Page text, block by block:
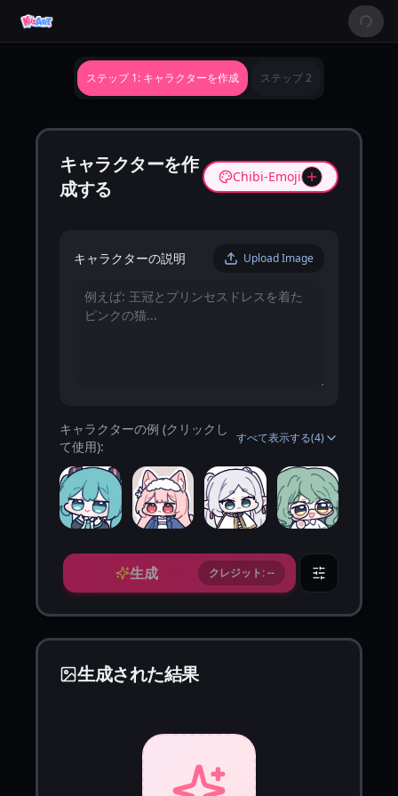
ステップ 1: キャラクターを作成 ステップ 2
キャラクターを作
成する
Chibi-Emoji
キャラクターの説明 Upload Image
キャラクターの例 (クリックし
て使用):
すべて表示する(4)
生成 クレジット: --
生成された結果